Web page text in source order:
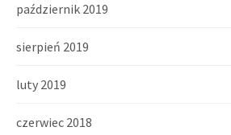
październik 2019
sierpień 2019
luty 2019
czerwiec 2018